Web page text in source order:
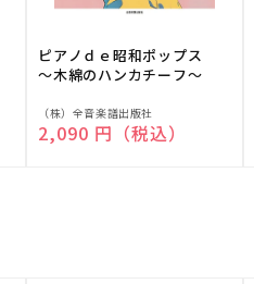
ピアノｄｅ昭和ポップス
～木綿のハンカチーフ～
販
売
（株）全音楽譜出版社
通常価格
2,090 円（税込）